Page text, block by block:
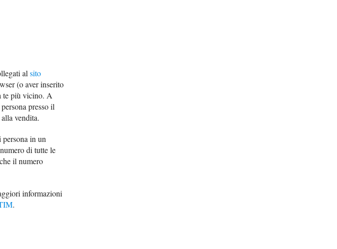
al sito
(o aver inserito
te più vicino. A
presso il
vendita.
in un
di tutte le
il numero
informazioni
.